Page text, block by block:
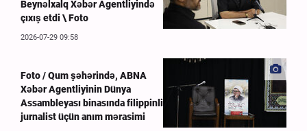
Beynəlxalq Xəbər Agentliyində
çıxış etdi \ Foto
2026-07-29 09:58
Foto / Qum şəhərində, ABNA
Xəbər Agentliyinin Dünya
Assambleyası binasında filippinli
jurnalist üçün anım mərasimi